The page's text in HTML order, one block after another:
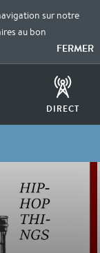
sur notre
au bon
FERMER
DIRECT